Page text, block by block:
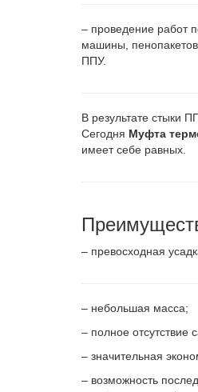
– проведение работ
машины,
ППУ.
В результате стыки
Сегодня Муфта
имеет себе равных.
– превосходная
– небольшая масса;
– полное отсутствие
– значительная
– возможность